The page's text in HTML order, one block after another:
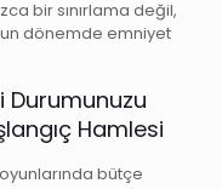
bir sınırlama değil,
dönemde emniyet
Durumunuzu
Hamlesi
bütçe